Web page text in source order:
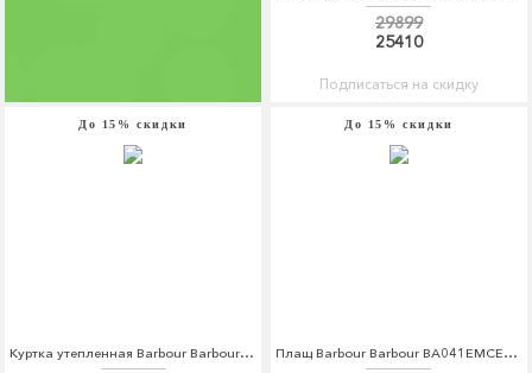
29899
25410
Подписаться на скидку
До 15% скидки
Куртка утепленная Barbour Barbour BA041EMRFO73
До 15% скидки
Плащ Barbour Barbour BA041EMCEAO3